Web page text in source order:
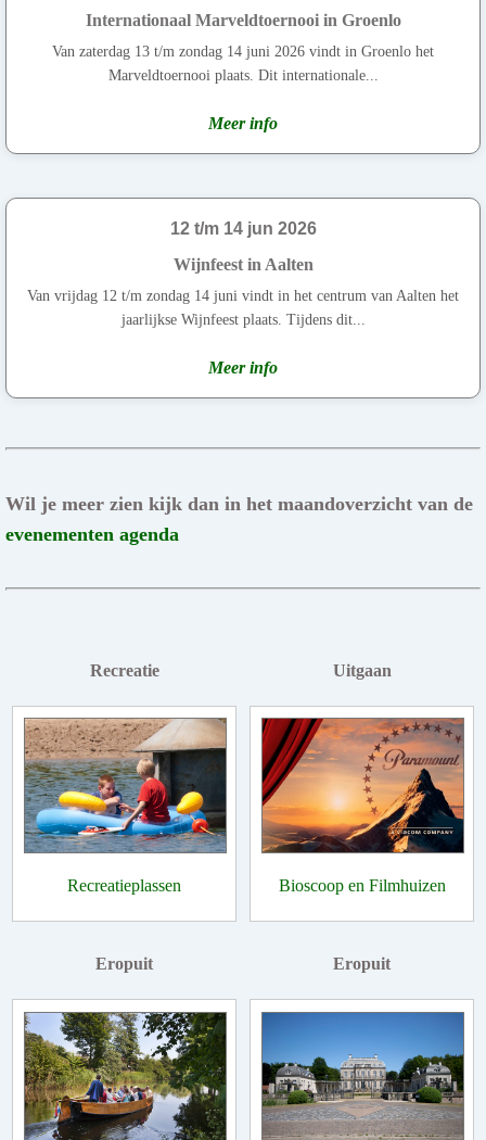
Internationaal Marveldtoernooi in Groenlo
Van zaterdag 13 t/m zondag 14 juni 2026 vindt in Groenlo het
Marveldtoernooi plaats. Dit internationale...
Meer info
12 t/m 14 jun 2026
Wijnfeest in Aalten
Van vrijdag 12 t/m zondag 14 juni vindt in het centrum van Aalten het
jaarlijkse Wijnfeest plaats. Tijdens dit...
Meer info
Wil je meer zien kijk dan in het maandoverzicht van de
evenementen agenda
Recreatie
Recreatieplassen
Uitgaan
Bioscoop en Filmhuizen
Eropuit Eropuit